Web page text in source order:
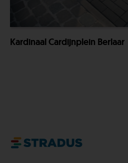
Kardinaal Cardijnplein Berlaar